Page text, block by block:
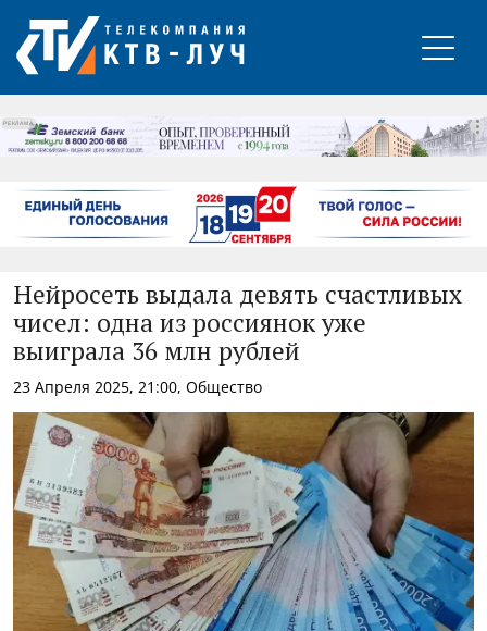
РЕКЛАМА
Нейросеть выдала девять счастливых
чисел: одна из россиянок уже
выиграла 36 млн рублей
23 Апреля 2025, 21:00, Общество